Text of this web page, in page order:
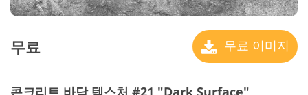
무료 무료 이미지
콘크리트 바닥 텍스처 #21 "Dark Surface"